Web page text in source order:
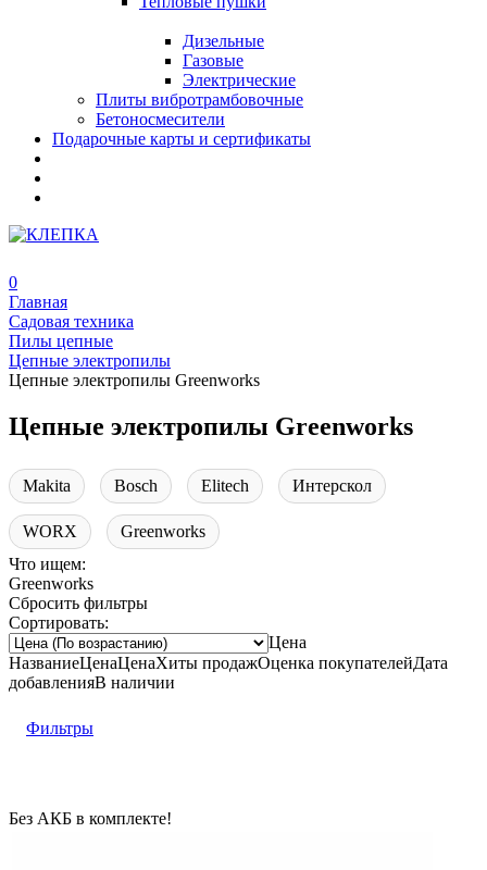
Дизельные
Газовые
Электрические
Плиты вибротрамбовочные
Бетоносмесители
Подарочные карты и сертификаты
0
Главная
Садовая техника
Пилы цепные
Цепные электропилы
Цепные электропилы Greenworks
Цепные электропилы Greenworks
Makita Bosch Elitech Интерскол
WORX
Greenworks
Что ищем:
Greenworks
Сбросить фильтры
Сортировать:
Цена
НазваниеЦенаЦенаХиты продажОценка покупателейДата
добавленияВ наличии
Фильтры
Без АКБ в комплекте!